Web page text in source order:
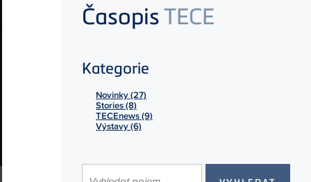
ČasopisTECE
Kategorie
Novinky (27)
Stories (8)
TECEnews (9)
Výstavy (6)